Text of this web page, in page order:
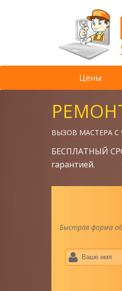
Цены
ВЫЗОВ МАСТЕРА С
БЕСПЛАТНЫЙ
гарантией.
Быстрая форма